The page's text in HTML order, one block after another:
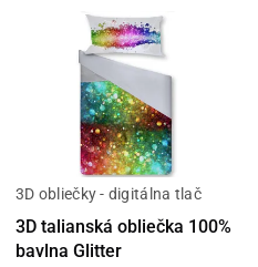
3D obliečky - digitálna tlač
3D talianská obliečka 100%
bavlna Glitter